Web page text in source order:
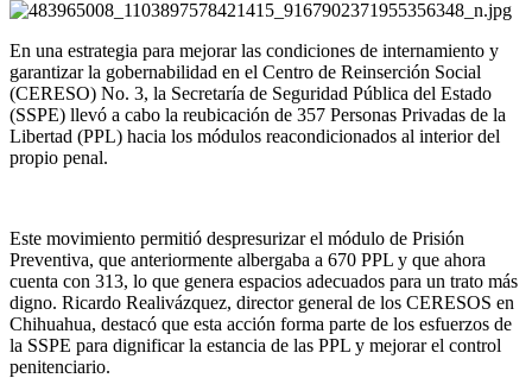
En una estrategia para mejorar las condiciones de internamiento y
garantizar la gobernabilidad en el Centro de Reinserción Social
(CERESO) No. 3, la Secretaría de Seguridad Pública del Estado
(SSPE) llevó a cabo la reubicación de 357 Personas Privadas de la
Libertad (PPL) hacia los módulos reacondicionados al interior del
propio penal.
Este movimiento permitió despresurizar el módulo de Prisión
Preventiva, que anteriormente albergaba a 670 PPL y que ahora
cuenta con 313, lo que genera espacios adecuados para un trato más
digno. Ricardo Realivázquez, director general de los CERESOS en
Chihuahua, destacó que esta acción forma parte de los esfuerzos de
la SSPE para dignificar la estancia de las PPL y mejorar el control
penitenciario.